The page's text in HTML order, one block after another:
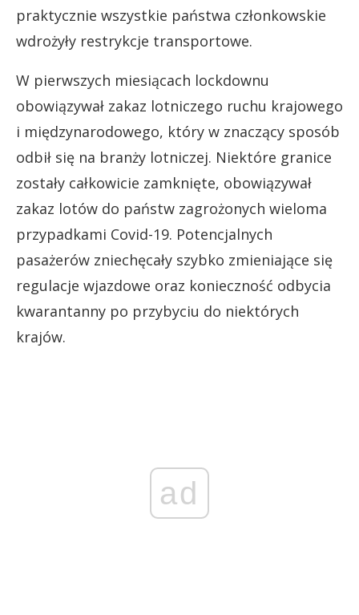
praktycznie wszystkie państwa członkowskie
wdrożyły restrykcje transportowe.
W pierwszych miesiącach lockdownu
obowiązywał zakaz lotniczego ruchu krajowego
i międzynarodowego, który w znaczący sposób
odbił się na branży lotniczej. Niektóre granice
zostały całkowicie zamknięte, obowiązywał
zakaz lotów do państw zagrożonych wieloma
przypadkami Covid-19. Potencjalnych
pasażerów zniechęcały szybko zmieniające się
regulacje wjazdowe oraz konieczność odbycia
kwarantanny po przybyciu do niektórych
krajów.
ad